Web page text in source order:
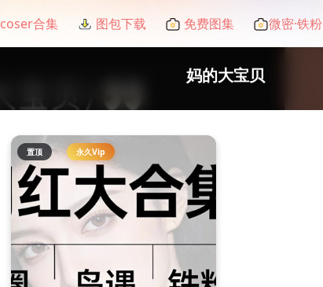
coser合集 图包下载 免费图集 微密·铁粉
妈的大宝贝
置顶 永久Vip